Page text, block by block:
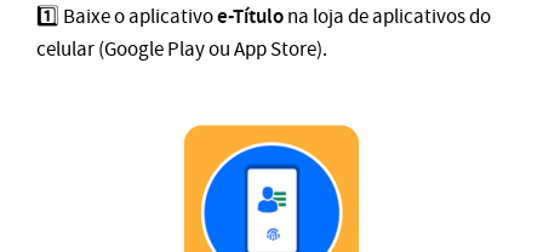
1️⃣ Baixe o aplicativoe-Títulona loja de aplicativos do
celular (Google Play ou App Store).